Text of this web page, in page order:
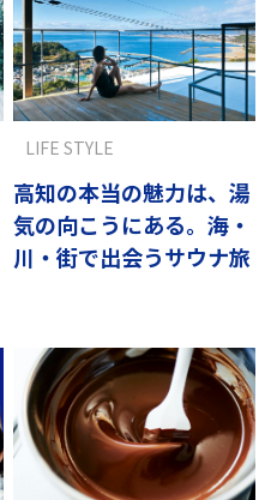
高知の本当の魅力は、湯
気の向こうにある。海・
川・街で出会うサウナ旅
LIFE STYLE